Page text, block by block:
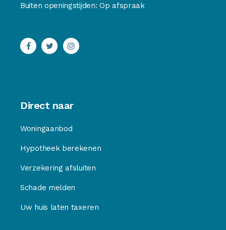
Buiten openingstijden: Op afspraak
Direct naar
Woningaanbod
Hypotheek berekenen
Verzekering afsluiten
Schade melden
Uw huis laten taxeren